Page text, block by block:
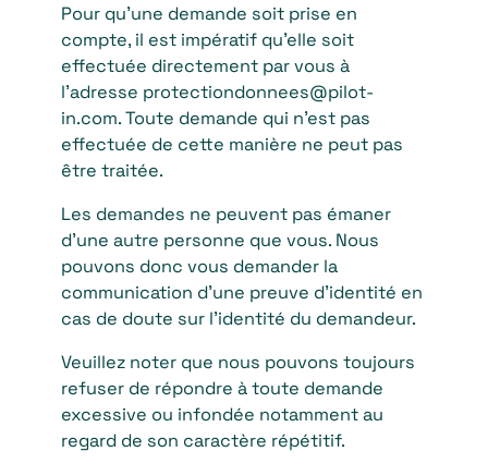
Pour qu’une demande soit prise en
compte, il est impératif qu’elle soit
effectuée directement par vous à
l’adresse protectiondonnees@pilot-
in.com. Toute demande qui n’est pas
effectuée de cette manière ne peut pas
être traitée.
Les demandes ne peuvent pas émaner
d’une autre personne que vous. Nous
pouvons donc vous demander la
communication d’une preuve d’identité en
cas de doute sur l’identité du demandeur.
Veuillez noter que nous pouvons toujours
refuser de répondre à toute demande
excessive ou infondée notamment au
regard de son caractère répétitif.